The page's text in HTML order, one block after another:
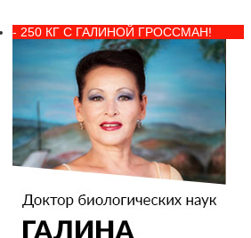
- 250 КГ С ГАЛИНОЙ ГРОССМАН!